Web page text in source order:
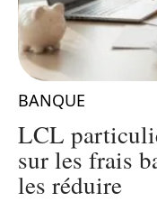
BANQUE
LCL
sur les frais
les réduire